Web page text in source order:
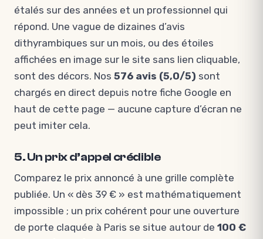
étalés sur des années et un professionnel qui
répond. Une vague de dizaines d’avis
dithyrambiques sur un mois, ou des étoiles
affichées en image sur le site sans lien cliquable,
sont des décors. Nos 576 avis (5,0/5) sont
chargés en direct depuis notre fiche Google en
haut de cette page — aucune capture d’écran ne
peut imiter cela.
5. Un prix d’appel crédible
Comparez le prix annoncé à une grille complète
publiée. Un « dès 39 € » est mathématiquement
impossible ; un prix cohérent pour une ouverture
de porte claquée à Paris se situe autour de 100 €